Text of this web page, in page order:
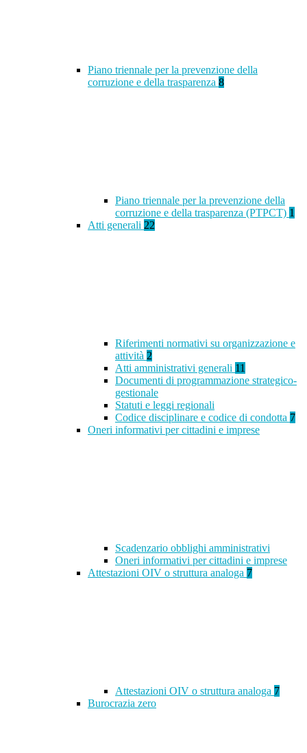
Piano triennale per la prevenzione della
corruzione e della trasparenza 8
Piano triennale per la prevenzione della
corruzione e della trasparenza (PTPCT) 1
Atti generali 22
Riferimenti normativi su organizzazione e
attività 2
Atti amministrativi generali 11
Documenti di programmazione strategico-
gestionale
Statuti e leggi regionali
Codice disciplinare e codice di condotta 7
Oneri informativi per cittadini e imprese
Scadenzario obblighi amministrativi
Oneri informativi per cittadini e imprese
Attestazioni OIV o struttura analoga 7
Attestazioni OIV o struttura analoga 7
Burocrazia zero